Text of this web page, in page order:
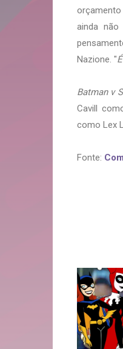
ainda não
Nazione. "
Batman v
Cavill
como Lex
Fonte: